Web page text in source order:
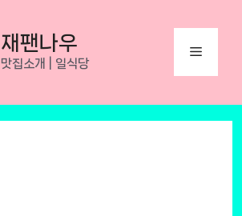
재팬나우
맛집소개 | 일식당
Menu